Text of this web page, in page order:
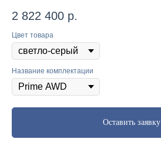
2 822 400 р.
Цвет товара
Название комплектации
Оставить заявку